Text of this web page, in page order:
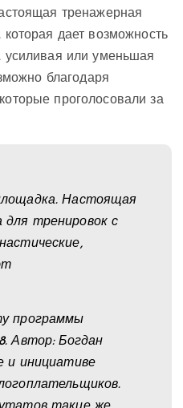
тренажерная
дает возможность
усиливая или уменьшая
благодаря
проголосовали за
Настоящая
тренировок с
программы
Автор: Богдан
и инициативе